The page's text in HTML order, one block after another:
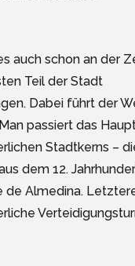
auch schon an der
Teil der Stadt
Dabei führt der
passiert das
Stadtkerns –
dem 12.
de Almedina.